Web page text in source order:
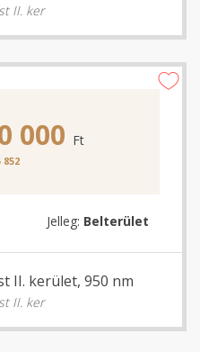
II. ker
000 Ft
852
Jelleg: Belterület
II. kerület, 950 nm
II. ker